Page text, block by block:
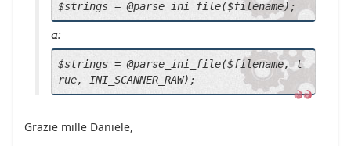
$strings = @parse_ini_file($filename);
a:
$strings = @parse_ini_file($filename, t
rue, INI_SCANNER_RAW);
Grazie mille Daniele,